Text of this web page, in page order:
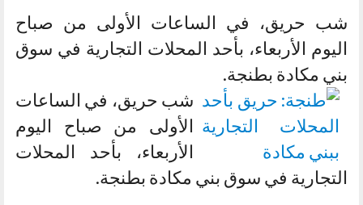
شب حريق، في الساعات الأولى من صباح
اليوم الأربعاء، بأحد المحلات التجارية في سوق
بني مكادة بطنجة.
شب حريق، في الساعات
الأولى من صباح اليوم
الأربعاء، بأحد المحلات
التجارية في سوق بني مكادة بطنجة.